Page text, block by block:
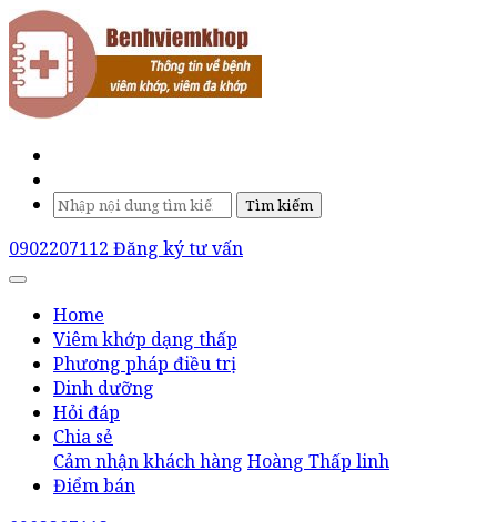
Tìm kiếm
0902207112 Đăng ký tư vấn
Home
Viêm khớp dạng thấp
Phương pháp điều trị
Dinh dưỡng
Hỏi đáp
Chia sẻ
Cảm nhận khách hàng Hoàng Thấp linh
Điểm bán